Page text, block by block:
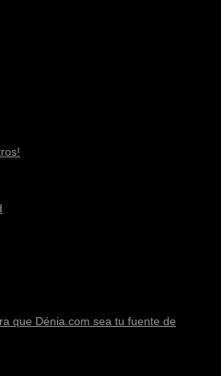
que Dénia.com sea tu fuente de